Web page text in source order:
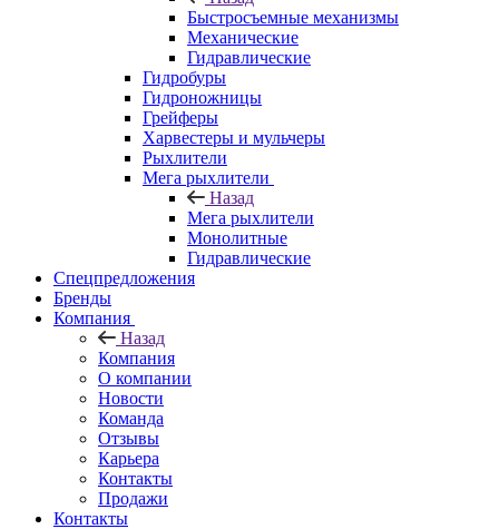
Быстросъемные механизмы
Механические
Гидравлические
Гидробуры
Гидроножницы
Грейферы
Харвестеры и мульчеры
Рыхлители
Мега рыхлители
Назад
Мега рыхлители
Монолитные
Гидравлические
Спецпредложения
Бренды
Компания
Назад
Компания
О компании
Новости
Команда
Отзывы
Карьера
Контакты
Продажи
Контакты